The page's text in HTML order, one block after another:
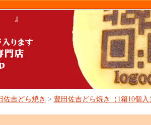
佐吉どら焼き > 豊田佐吉どら焼き（1箱10個入